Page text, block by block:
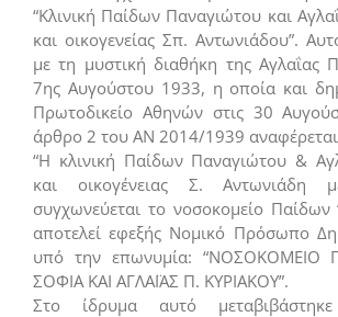
“Κλινική Παίδων Παναγιώτου και
και οικογενείας Σπ. Αντωνιάδου”.
με τη μυστική διαθήκη της Αγλαΐας
7ης Αυγούστου 1933, η οποία και
Πρωτοδικείο Αθηνών στις 30
άρθρο 2 του ΑΝ 2014/1939 αναφέρεται
“Η κλινική Παίδων Παναγιώτου &
και οικογένειας Σ. Αντωνιάδη
συγχωνεύεται το νοσοκομείο Παίδων
αποτελεί εφεξής Νομικό Πρόσωπο
υπό την επωνυμία: “ΝΟΣΟΚΟΜΕΙΟ
ΣΟΦΙΑ ΚΑΙ ΑΓΛΑΪΑΣ Π. ΚΥΡΙΑΚΟΥ”.
Στο ίδρυμα αυτό